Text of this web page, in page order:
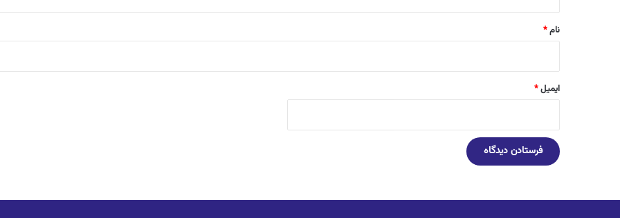
نام*
ایمیل*